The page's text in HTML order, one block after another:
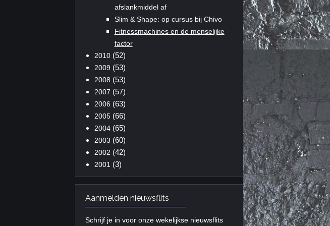
afslankmiddel af
Slim & Shape: op cursus bij Chivo
Fitnessmachines en de menselijke
factor
2010(52)
2009 (53)
2008 (53)
2007 (57)
2006 (63)
2005(66)
2004(65)
2003 (60)
2002 (42)
2001 (3)
Aanmelden nieuwsflits
Schrijf je in voor onze wekelijkse nieuwsflits